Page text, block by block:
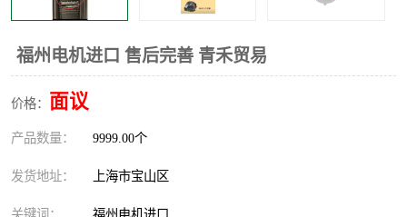
福州电机进口 售后完善 青禾贸易
价格： 面议
产品数量： 9999.00个
发货地址： 上海市宝山区